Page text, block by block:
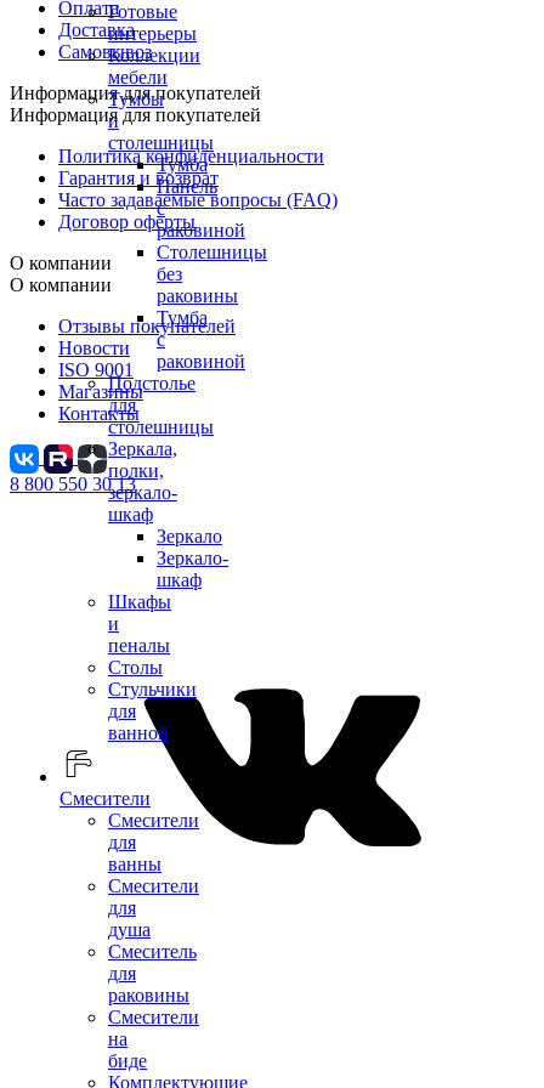
Готовые
интерьеры
Коллекции
мебели
Тумбы
и
столешницы
Тумба
Панель
с
раковиной
Столешницы
без
раковины
Тумба
с
раковиной
Подстолье
для
столешницы
Зеркала,
полки,
зеркало-
шкаф
Зеркало
Зеркало-
шкаф
Шкафы
и
пеналы
Столы
Стульчики
для
ванной
Смесители
Смесители
для
ванны
Смесители
для
душа
Смеситель
для
раковины
Смесители
на
биде
Комплектующие
Оплата
Доставка
Самовывоз
Информация для покупателей
Информация для покупателей
Политика конфиденциальности
Гарантия и возврат
Часто задаваемые вопросы (FAQ)
Договор оферты
О компании
О компании
Отзывы покупателей
Новости
ISO 9001
Магазины
Контакты
8 800 550 30 13